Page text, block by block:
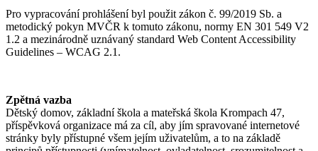
Pro vypracování prohlášení byl použit zákon č. 99/2019 Sb. a
metodický pokyn MVČR k tomuto zákonu, normy EN 301 549 V2
1.2 a mezinárodně uznávaný standard Web Content Accessibility
Guidelines – WCAG 2.1.
Zpětná vazba
Dětský domov, základní škola a mateřská škola Krompach 47,
příspěvková organizace má za cíl, aby jím spravované internetové
stránky byly přístupné všem jejím uživatelům, a to na základě